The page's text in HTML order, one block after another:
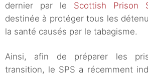
dernier par le Scottish Prison
destinée à protéger tous les
la santé causés par le tabagisme.
Ainsi, afin de préparer les
transition, le SPS a récemment